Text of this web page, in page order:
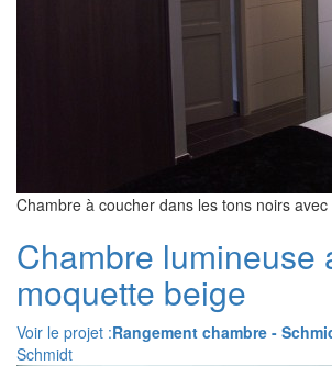
Chambre à coucher dans les tons noirs avec
Chambre lumineuse
moquette beige
Voir le projet :Rangement chambre -
Schmidt